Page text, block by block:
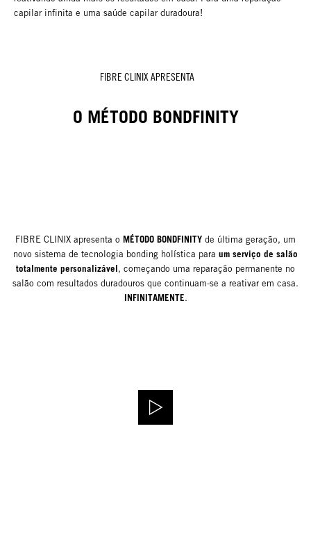
capilar infinita e uma saúde capilar duradoura!
FIBRE CLINIX APRESENTA
O MÉTODO BONDFINITY
FIBRE CLINIX apresenta o MÉTODO BONDFINITY de última geração, um
novo sistema de tecnologia bonding holística para um serviço de salão
totalmente personalizável, começando uma reparação permanente no
salão com resultados duradouros que continuam-se a reativar em casa.
INFINITAMENTE.